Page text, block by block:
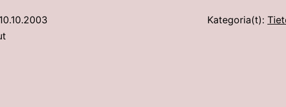
10.10.2003
Kategoria(t):